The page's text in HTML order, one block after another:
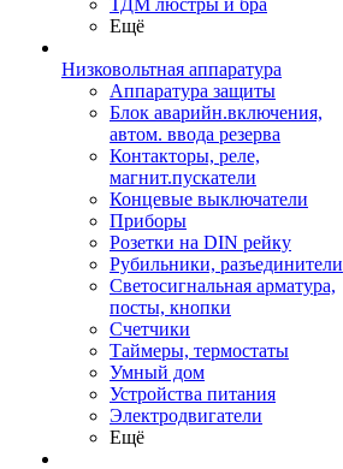
ТДМ люстры и бра
Ещё
Низковольтная аппаратура
Аппаратура защиты
Блок аварийн.включения,
автом. ввода резерва
Контакторы, реле,
магнит.пускатели
Концевые выключатели
Приборы
Розетки на DIN рейку
Рубильники, разъединители
Светосигнальная арматура,
посты, кнопки
Счетчики
Таймеры, термостаты
Умный дом
Устройства питания
Электродвигатели
Ещё